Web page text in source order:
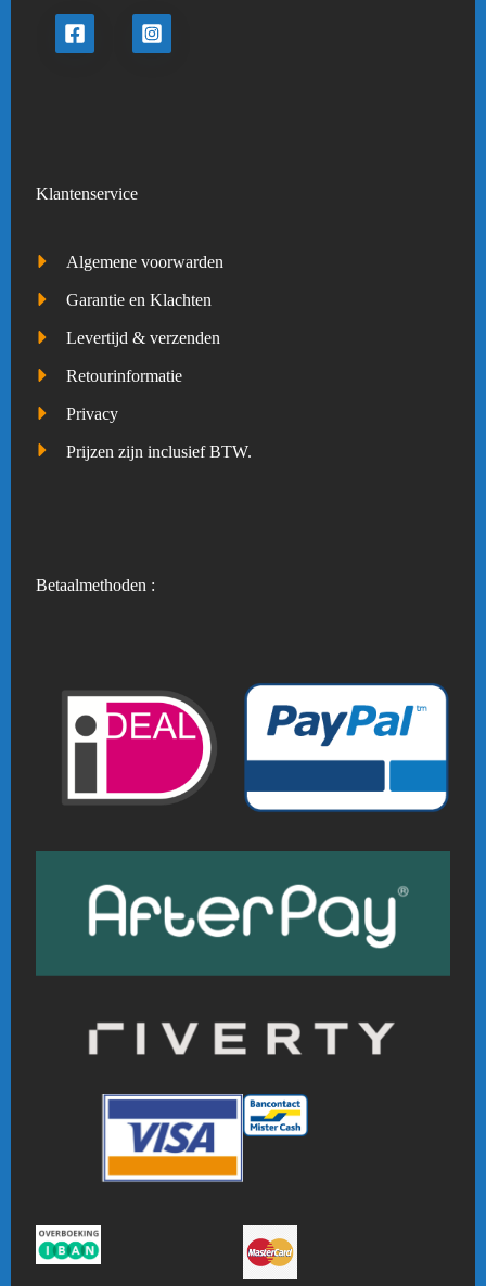
Klantenservice
Algemene voorwarden
Garantie en Klachten
Levertijd & verzenden
Retourinformatie
Privacy
Prijzen zijn inclusief BTW.
Betaalmethoden :